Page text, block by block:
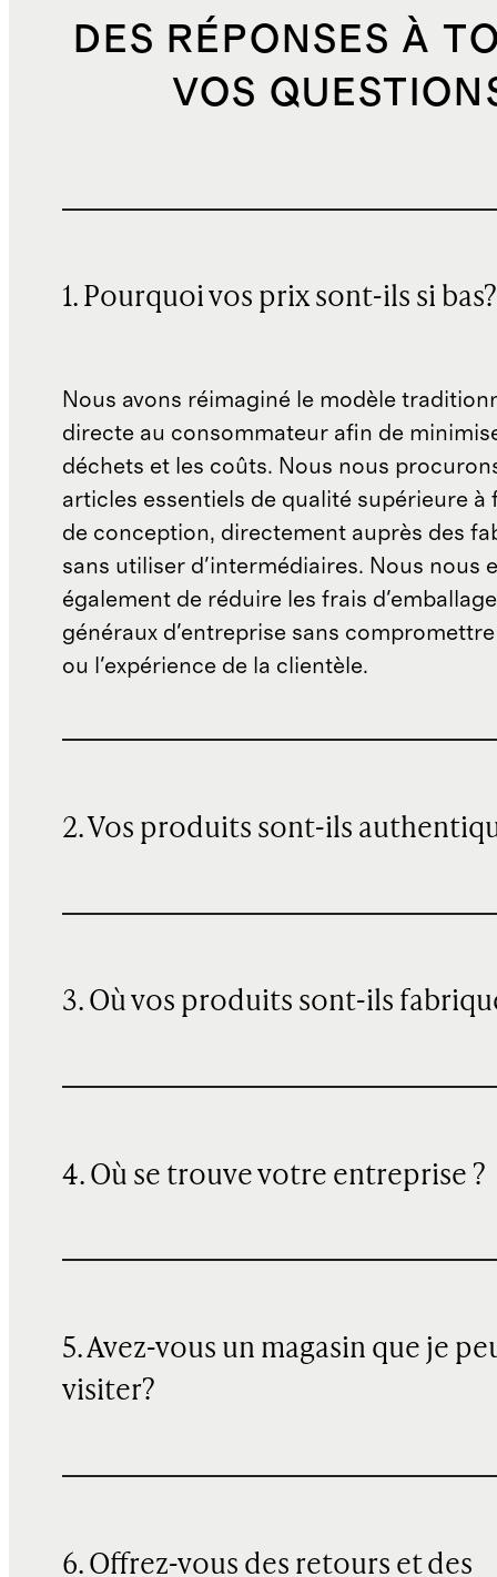
DES RÉPONSES À
VOS
1. Pourquoi vos prix sont-ils si bas?
Nous avons réimaginé le modèle
directe au consommateur afin de
déchets et les coûts. Nous nous
articles essentiels de qualité supérieure à
de conception, directement auprès des
sans utiliser d'intermédiaires. Nous nous
également de réduire les frais
généraux d'entreprise sans
ou l'expérience de la clientèle.
2. Vos produits sont-ils
3. Où vos produits sont-ils
4. Où se trouve votre entreprise ?
5. Avez-vous un magasin que je
visiter?
6. Offrez-vous des retours et des